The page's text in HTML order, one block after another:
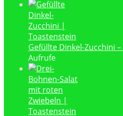
Gefüllte Dinkel-Zucchini
Aufrufe